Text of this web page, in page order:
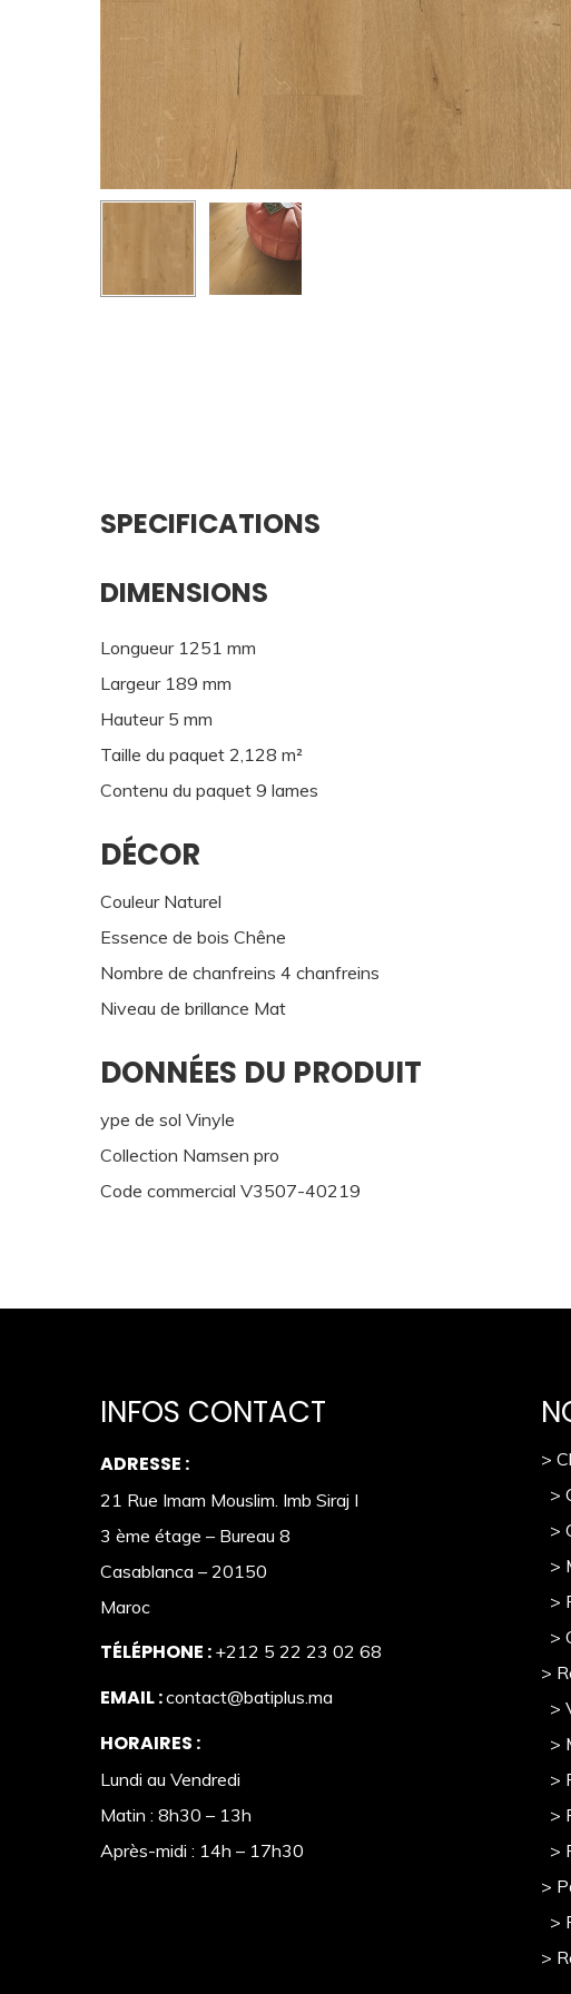
Hit enter to search or ESC to close
SPECIFICATIONS
DIMENSIONS
Longueur 1251 mm
Largeur 189 mm
Hauteur 5 mm
Taille du paquet 2,128 m²
Contenu du paquet 9 lames
DÉCOR
Couleur Naturel
Essence de bois Chêne
Nombre de chanfreins 4 chanfreins
Niveau de brillance Mat
DONNÉES DU PRODUIT
ype de sol Vinyle
Collection Namsen pro
Code commercial V3507-40219
INFOS CONTACT
ADRESSE :
21 Rue Imam Mouslim. Imb Siraj I
3 ème étage – Bureau 8
Casablanca – 20150
Maroc
TÉLÉPHONE : +212 5 22 23 02 68
EMAIL :contact@batiplus.ma
HORAIRES :
Lundi au Vendredi
Matin : 8h30 – 13h
Après-midi : 14h – 17h30
>
>
>
>
>
>
>
>
>
>
>
>
>
>
>